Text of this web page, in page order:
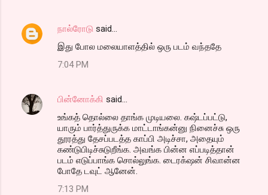
நால்ரோடு said…
இது போல மலையாளத்தில் ஒரு படம் வந்ததே
7:04 PM
பின்னோக்கி said…
உங்கத் தொல்லை தாங்க முடியலை. கஷ்டப்பட்டு,
யாரும் பார்த்துருக்க மாட்டாங்கன்னு நினைச்சு ஒரு
தூரத்து தேசப்படத்த காப்பி அடிச்சா, அதையும்
கண்டுபிடிச்சுடுறீங்க. அவங்க பின்ன எப்படித்தான்
படம் எடுப்பாங்க சொல்லுங்க. டைரக்‌ஷன் சிவான்ன
போதே டவுட் ஆனேன்.
7:13 PM